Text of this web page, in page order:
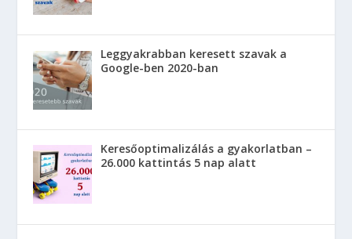
Leggyakrabban keresett szavak a
Google-ben 2020-ban
Keresőoptimalizálás a gyakorlatban –
26.000 kattintás 5 nap alatt